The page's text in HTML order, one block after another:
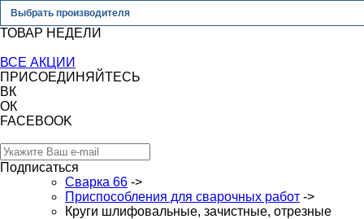
Выбрать производителя
ТОВАР НЕДЕЛИ
ВСЕ АКЦИИ
ПРИСОЕДИНЯЙТЕСЬ
ВК
ОК
FACEBOOK
Подписаться
Сварка 66 ->
Приспособления для сварочных работ ->
Круги шлифовальные, зачистные, отрезные